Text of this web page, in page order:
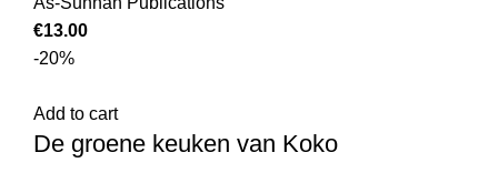
€13.00
-20%
Add to cart
De groene keuken van Koko